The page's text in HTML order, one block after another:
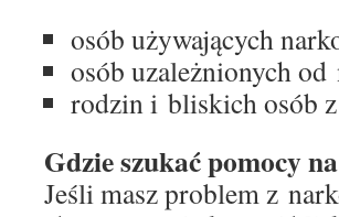
osób używających
osób uzależnionych
rodzin i bliskich osób
Gdzie szukać pomocy
Jeśli masz problem z